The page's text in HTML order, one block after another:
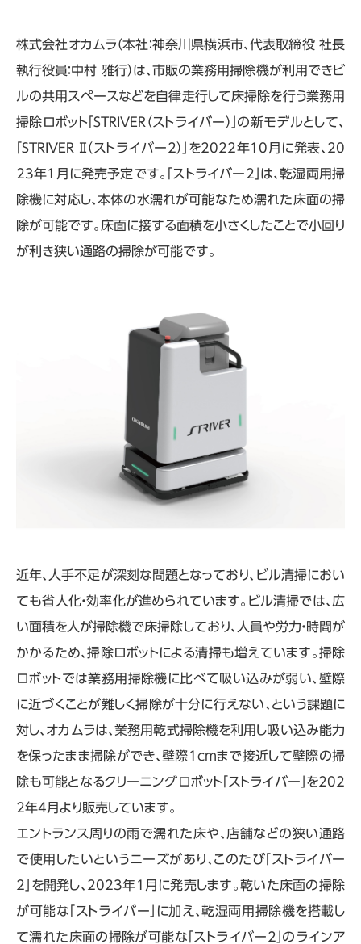
株式会社オカムラ（本社：神奈川県横浜市、代表取締役 社長
執行役員：中村 雅行）は、市販の業務用掃除機が利用できビ
ルの共用スペースなどを自律走行して床掃除を行う業務用
掃除ロボット「STRIVER（ストライバー）」の新モデルとして、
「STRIVER Ⅱ（ストライバー2）」を2022年10月に発表、20
23年1月に発売予定です。「ストライバー2」は、乾湿両用掃
除機に対応し、本体の水濡れが可能なため濡れた床面の掃
除が可能です。床面に接する面積を小さくしたことで小回り
が利き狭い通路の掃除が可能です。
近年、人手不足が深刻な問題となっており、ビル清掃におい
ても省人化・効率化が進められています。ビル清掃では、広
い面積を人が掃除機で床掃除しており、人員や労力・時間が
かかるため、掃除ロボットによる清掃も増えています。掃除
ロボットでは業務用掃除機に比べて吸い込みが弱い、壁際
に近づくことが難しく掃除が十分に行えない、という課題に
対し、オカムラは、業務用乾式掃除機を利用し吸い込み能力
を保ったまま掃除ができ、壁際1cmまで接近して壁際の掃
除も可能となるクリーニングロボット「ストライバー」を202
2年4月より販売しています。
エントランス周りの雨で濡れた床や、店舗などの狭い通路
で使用したいというニーズがあり、このたび「ストライバー
2」を開発し、2023年1月に発売します。乾いた床面の掃除
が可能な「ストライバー」に加え、乾湿両用掃除機を搭載し
て濡れた床面の掃除が可能な「ストライバー2」のラインア